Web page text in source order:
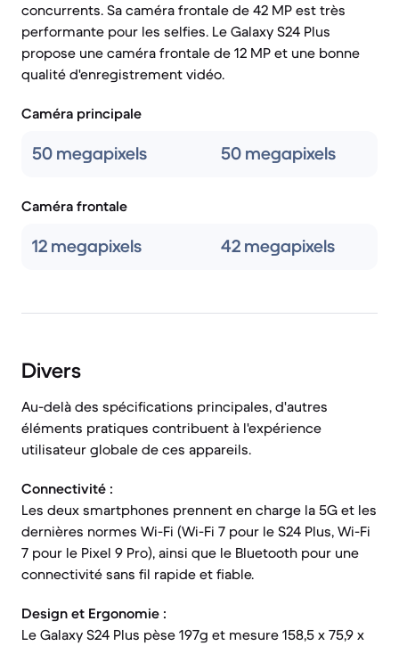
concurrents. Sa caméra frontale de 42 MP est très
performante pour les selfies. Le Galaxy S24 Plus
propose une caméra frontale de 12 MP et une bonne
qualité d'enregistrement vidéo.
Caméra principale
50 megapixels 50 megapixels
Caméra frontale
12 megapixels 42 megapixels
Divers
Au-delà des spécifications principales, d'autres
éléments pratiques contribuent à l'expérience
utilisateur globale de ces appareils.
Connectivité :
Les deux smartphones prennent en charge la 5G et les
dernières normes Wi-Fi (Wi-Fi 7 pour le S24 Plus, Wi-Fi
7 pour le Pixel 9 Pro), ainsi que le Bluetooth pour une
connectivité sans fil rapide et fiable.
Design et Ergonomie :
Le Galaxy S24 Plus pèse 197g et mesure 158,5 x 75,9 x